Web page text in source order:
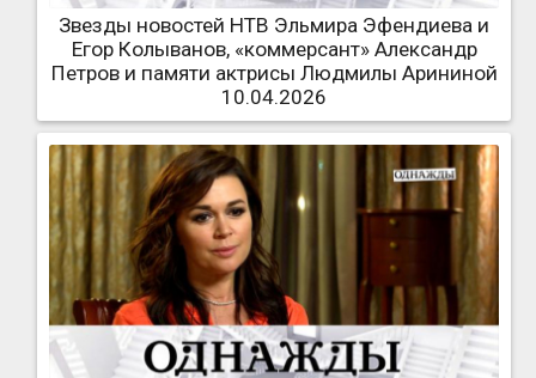
Звезды новостей НТВ Эльмира Эфендиева и
Егор Колыванов, «коммерсант» Александр
Петров и памяти актрисы Людмилы Арининой
10.04.2026